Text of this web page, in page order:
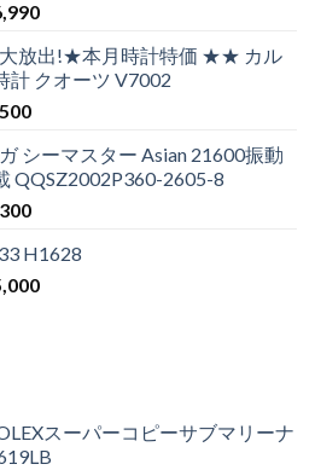
放出!★本月時計特価 ★★ カル
計 クオーツ V7002
シーマスター Asian 21600振動
QQSZ2002P360-2605-8
H1628
スーパーコピーサブマリーナ